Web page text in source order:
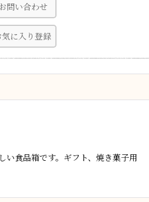
問い合わせ
気に入り登録
食品箱です。ギフト、焼き菓子用